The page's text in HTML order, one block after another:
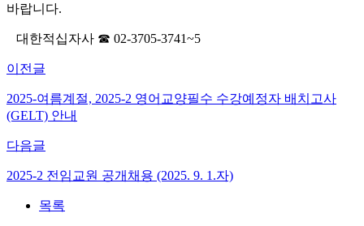
바랍니다.
대한적십자사 ☎ 02-3705-3741~5
이전글
2025-여름계절, 2025-2 영어교양필수 수강예정자 배치고사
(GELT) 안내
다음글
2025-2 전임교원 공개채용 (2025. 9. 1.자)
목록